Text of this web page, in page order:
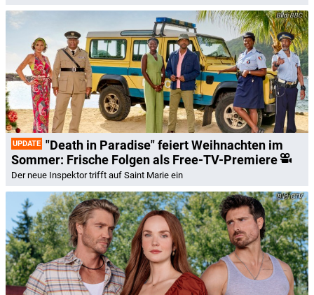
BBC
UPDATE "Death in Paradise" feiert Weihnachten im
Sommer: Frische Folgen als Free-TV-Premiere
Der neue Inspektor trifft auf Saint Marie ein
CTV